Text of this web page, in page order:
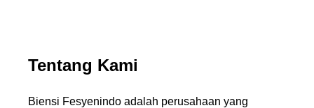
Tentang Kami
Biensi Fesyenindo adalah perusahaan yang